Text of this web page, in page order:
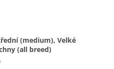
(medium), Velké
(all breed)